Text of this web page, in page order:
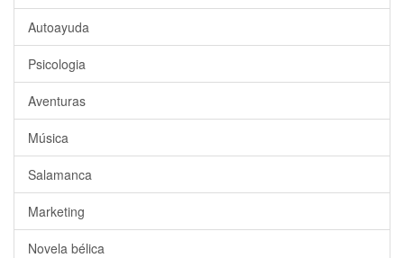
Autoayuda
Psicologia
Aventuras
Música
Salamanca
Marketing
Novela bélica